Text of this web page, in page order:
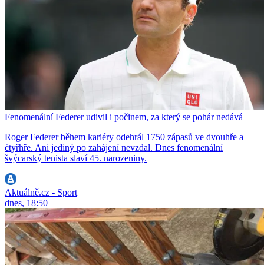
Fenomenální Federer udivil i počinem, za který se pohár nedává
Roger Federer během kariéry odehrál 1750 zápasů ve dvouhře a
čtyřhře. Ani jediný po zahájení nevzdal. Dnes fenomenální
švýcarský tenista slaví 45. narozeniny.
Aktuálně.cz - Sport
dnes, 18:50